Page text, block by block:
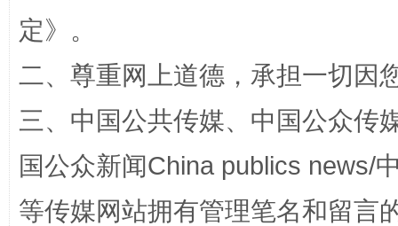
定》。
二、尊重网上道德，承担一切因
三、中国公共传媒、中国公众传
国公众新闻China publics news/
等传媒网站拥有管理笔名和留言